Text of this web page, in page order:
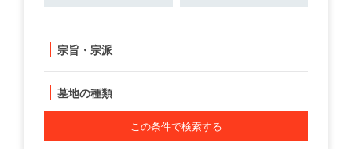
宗旨・宗派
墓地の種類
この条件で検索する